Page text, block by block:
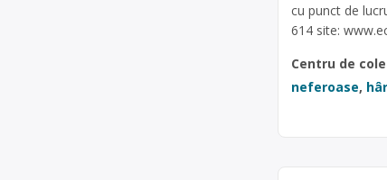
cu punct de
614 site:
Centru de
neferoase,